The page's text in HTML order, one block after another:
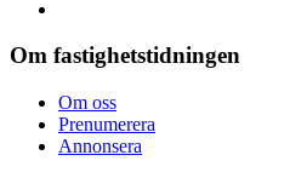
Om fastighetstidningen
Om oss
Prenumerera
Annonsera